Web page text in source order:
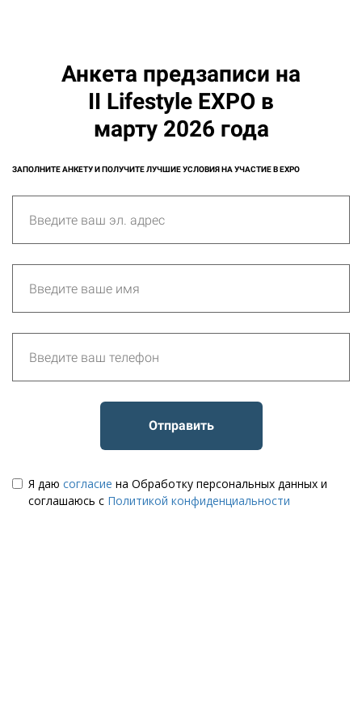
Анкета предзаписи на
II Lifestyle EXPO в
марту 2026 года
ЗАПОЛНИТЕ АНКЕТУ И ПОЛУЧИТЕ ЛУЧШИЕ УСЛОВИЯ НА УЧАСТИЕ В EXPO
Отправить
Я даю согласие на Обработку персональных данных и
соглашаюсь с Политикой конфиденциальности